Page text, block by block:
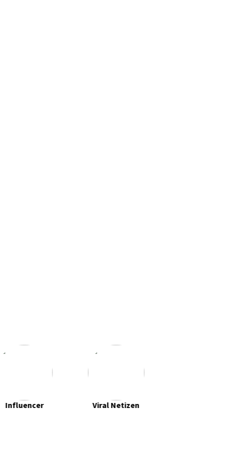
Influencer Viral Netizen